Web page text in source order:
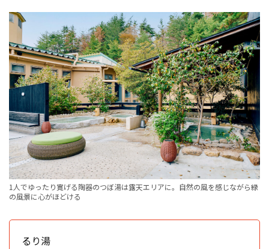
1人でゆったり寛げる陶器のつぼ湯は露天エリアに。自然の風を感じながら緑
の風景に心がほどける
るり湯